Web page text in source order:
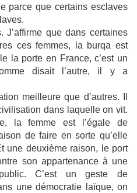
parce que certains esclaves
que dans certaines
ces femmes, la burqa est
la porte en France, c’est un
disait l’autre, il y a
meilleure que d’autres. Il
dans laquelle on vit.
la femme est l’égale de
de faire en sorte qu’elle
une deuxième raison, le port
son appartenance à une
C’est un geste de
une démocratie laïque, on